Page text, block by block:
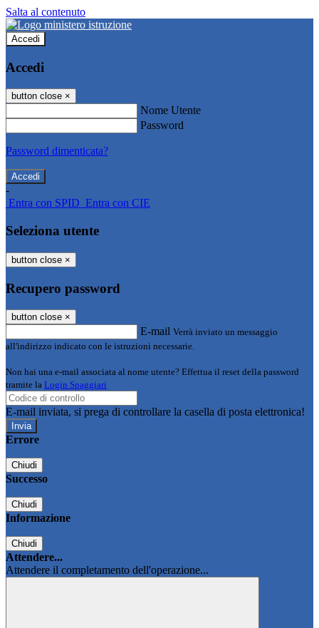
Salta al contenuto
Accedi
Accedi
button close ×
Nome Utente
Password
Password dimenticata?
-
Entra con SPID Entra con CIE
Seleziona utente
button close ×
Recupero password
button close ×
E-mail Verrà inviato un messaggio
all'indirizzo indicato con le istruzioni necessarie.
Non hai una e-mail associata al nome utente? Effettua il reset della password
tramite la Login Spaggiari
E-mail inviata, si prega di controllare la casella di posta elettronica!
Errore
Chiudi
Successo
Chiudi
Informazione
Chiudi
Attendere...
Attendere il completamento dell'operazione...